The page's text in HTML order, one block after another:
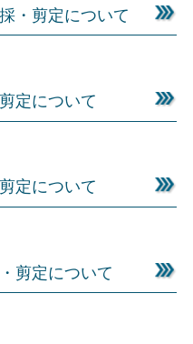
・剪定について
定について
定について
剪定について